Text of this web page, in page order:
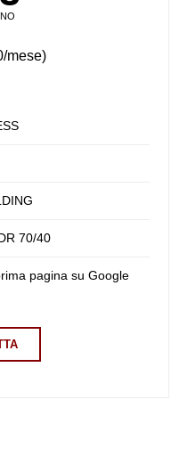
mese)
70/40
pagina su Google